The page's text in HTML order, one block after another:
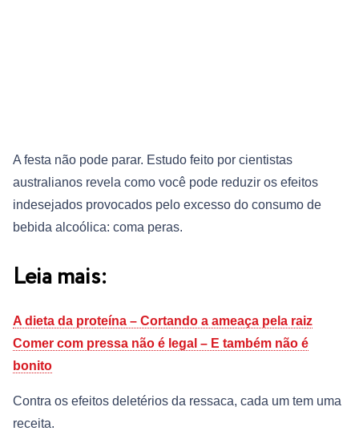
A festa não pode parar. Estudo feito por cientistas
australianos revela como você pode reduzir os efeitos
indesejados provocados pelo excesso do consumo de
bebida alcoólica: coma peras.
Leia mais:
A dieta da proteína – Cortando a ameaça pela raiz
Comer com pressa não é legal – E também não é
bonito
Contra os efeitos deletérios da ressaca, cada um tem uma
receita.